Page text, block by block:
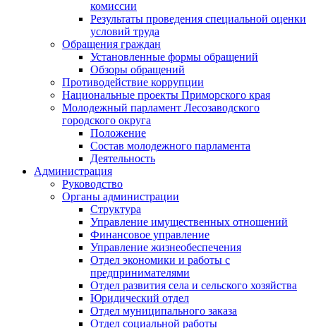
комиссии
Результаты проведения специальной оценки
условий труда
Обращения граждан
Установленные формы обращений
Обзоры обращений
Противодействие коррупции
Национальные проекты Приморского края
Молодежный парламент Лесозаводского
городского округа
Положение
Состав молодежного парламента
Деятельность
Администрация
Руководство
Органы администрации
Структура
Управление имущественных отношений
Финансовое управление
Управление жизнеобеспечения
Отдел экономики и работы с
предпринимателями
Отдел развития села и сельского хозяйства
Юридический отдел
Отдел муниципального заказа
Отдел социальной работы